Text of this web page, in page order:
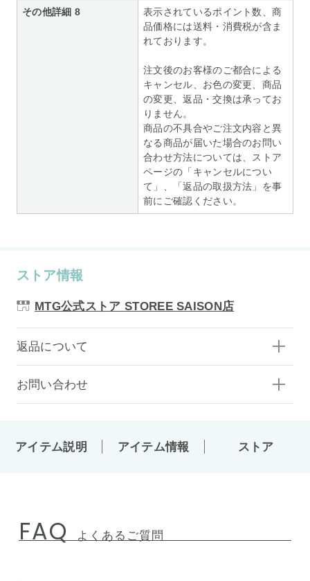
その他詳細 8
表示されているポイント数、商
品価格には送料・消費税が含ま
れております。
注文後のお客様のご都合による
キャンセル、お色の変更、商品
の変更、返品・交換は承ってお
りません。
商品の不具合やご注文内容と異
なる商品が届いた場合のお問い
合わせ方法については、ストア
ページの「キャンセルについ
て」、「返品の取扱方法」を事
前にご確認ください。
ストア情報
MTG公式ストア STOREE SAISON店
返品について
お問い合わせ
アイテム説明 アイテム情報 ストア
FAQ よくあるご質問